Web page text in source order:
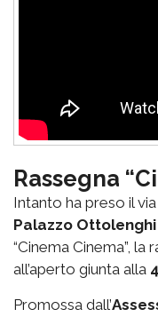
Rassegna
Intanto ha preso il
Palazzo
“Cinema Cinema”,
all’aperto giunta alla
Promossa dall’